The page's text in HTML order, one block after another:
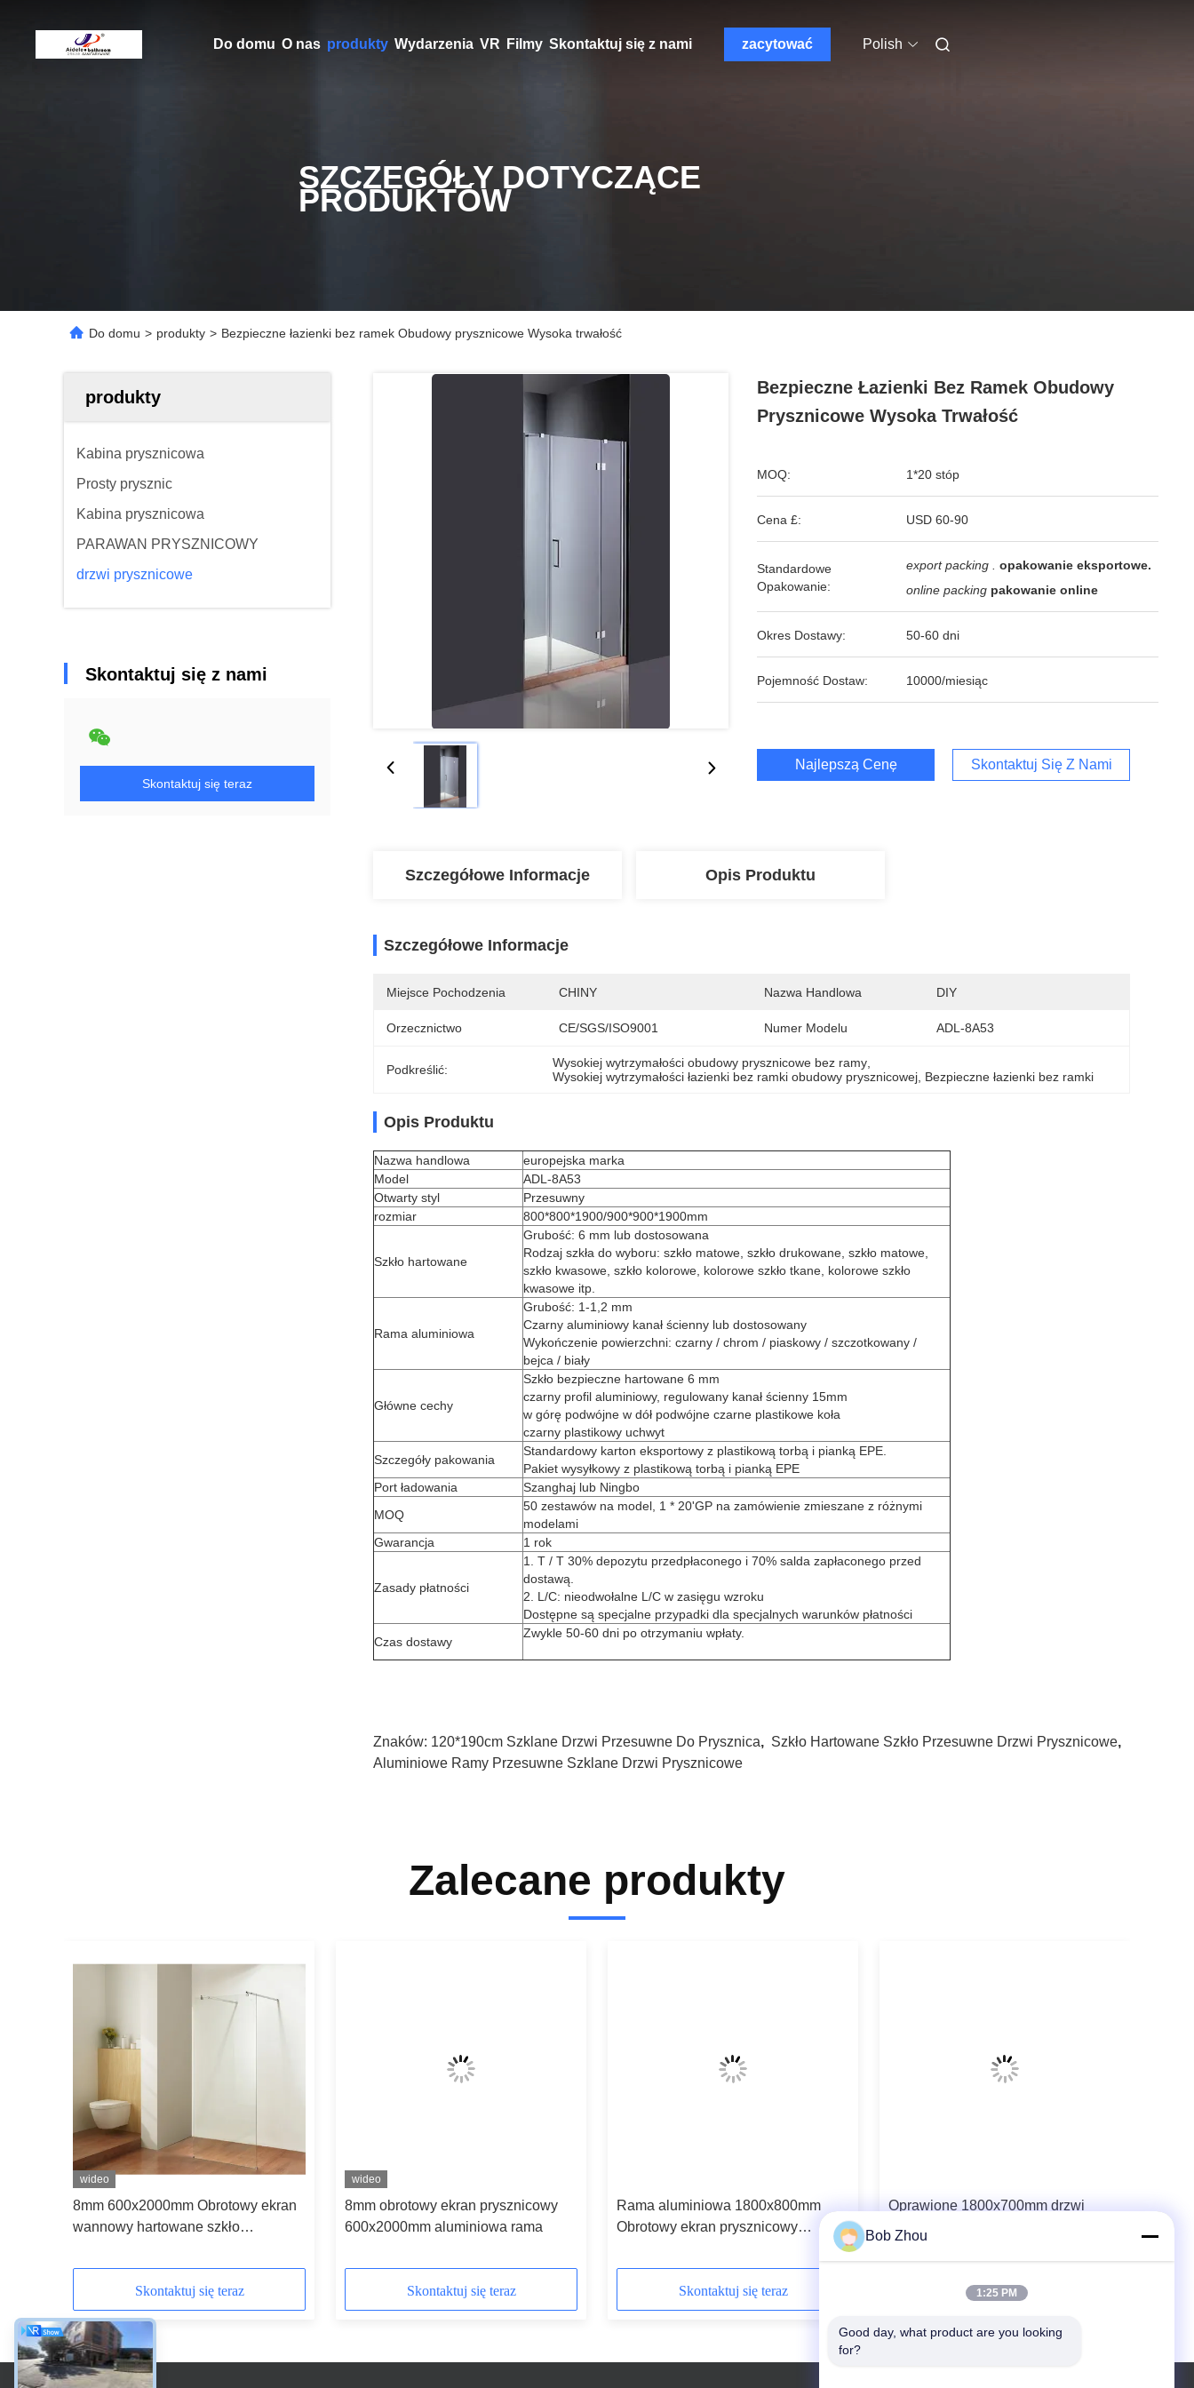
Do domu O nas produkty Wydarzenia VR Filmy Skontaktuj się z nami zacytować Polish
SZCZEGÓŁY DOTYCZĄCE
PRODUKTÓW
Do domu > produkty > Bezpieczne łazienki bez ramek Obudowy prysznicowe Wysoka trwałość
produkty
Kabina prysznicowa
Prosty prysznic
Kabina prysznicowa
PARAWAN PRYSZNICOWY
drzwi prysznicowe
Skontaktuj się z nami
Skontaktuj się teraz
Bezpieczne Łazienki Bez Ramek Obudowy
Prysznicowe Wysoka Trwałość
MOQ: 1*20 stóp
Cena £: USD 60-90
Standardowe
Opakowanie:
export packing .
opakowanie eksportowe.
online packing pakowanie online
Okres Dostawy: 50-60 dni
Pojemność Dostaw: 10000/miesiąc
Najlepszą Cenę Skontaktuj Się Z Nami
Szczegółowe Informacje Opis Produktu
Szczegółowe Informacje
Miejsce Pochodzenia CHINY Nazwa Handlowa DIY
Orzecznictwo CE/SGS/ISO9001 Numer Modelu ADL-8A53
Podkreślić: Wysokiej wytrzymałości obudowy prysznicowe bez ramy
Wysokiej wytrzymałości łazienki bez ramki obudowy prysznicowej Bezpieczne łazienki bez ramki
Opis Produktu
Nazwa handlowa
europejska marka
Model
ADL-8A53
Otwarty styl
Przesuwny
rozmiar
800*800*1900/900*900*1900mm
Szkło hartowane
Grubość: 6 mm lub dostosowana
Rodzaj szkła do wyboru: szkło matowe, szkło drukowane, szkło matowe,
szkło kwasowe, szkło kolorowe, kolorowe szkło tkane, kolorowe szkło
kwasowe itp.
Rama aluminiowa
Grubość: 1-1,2 mm
Czarny aluminiowy kanał ścienny lub dostosowany
Wykończenie powierzchni: czarny / chrom / piaskowy / szczotkowany /
bejca / biały
Główne cechy
Szkło bezpieczne hartowane 6 mm
czarny profil aluminiowy, regulowany kanał ścienny 15mm
w górę podwójne w dół podwójne czarne plastikowe koła
czarny plastikowy uchwyt
Szczegóły pakowania
Standardowy karton eksportowy z plastikową torbą i pianką EPE.
Pakiet wysyłkowy z plastikową torbą i pianką EPE
Port ładowania
Szanghaj lub Ningbo
MOQ
50 zestawów na model, 1 * 20'GP na zamówienie zmieszane z różnymi
modelami
Gwarancja
1 rok
Zasady płatności
1. T / T 30% depozytu przedpłaconego i 70% salda zapłaconego przed
dostawą.
2. L/C: nieodwołalne L/C w zasięgu wzroku
Dostępne są specjalne przypadki dla specjalnych warunków płatności
Czas dostawy
Zwykle 50-60 dni po otrzymaniu wpłaty.
Znaków: 120*190cm Szklane Drzwi Przesuwne Do Prysznica, Szkło Hartowane Szkło Przesuwne Drzwi Prysznicowe,
Aluminiowe Ramy Przesuwne Szklane Drzwi Prysznicowe
Zalecane produkty
wideo
8mm 600x2000mm Obrotowy ekran
wannowy hartowane szkło
Skontaktuj się teraz
wideo
8mm obrotowy ekran prysznicowy
600x2000mm aluminiowa rama
Skontaktuj się teraz
Rama aluminiowa 1800x800mm
Obrotowy ekran prysznicowy
Skontaktuj się teraz
Oprawione 1800x700mm drzwi
przesuwne łazienkowe 6mm
Skontaktuj się teraz
Bob Zhou
1:25 PM
Good day, what product are you looking
for?